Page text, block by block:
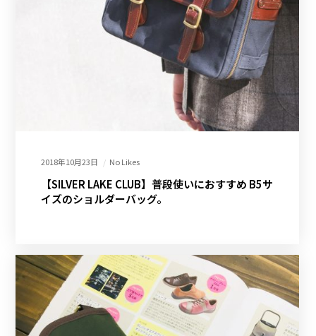
2018年10月23日 No Likes
【SILVER LAKE CLUB】普段使いにおすすめ B5サ
イズのショルダーバッグ。